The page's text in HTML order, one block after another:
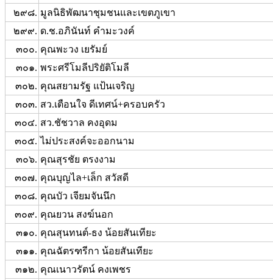
๒๙๘. มูลนิธิพัฒนาชุมชนและเขตภูเขา
๒๙๙. ด.ช.อภินันท์ คำมะวงค์
๓๐๐. คุณพะวง เยรัมย์
๓๐๑. พระศรีโมลีปริยัติโมลี
๓๐๒. คุณสยามรัฐ แป้นเจริญ
๓๐๓. สว.เตือนใจ ดีเทศน์+ครอบครัว
๓๐๔. สว.ชัชวาล คงอุดม
๓๐๕. ไม่ประสงค์จะออกนาม
๓๐๖. คุณสุรชัย ตรงงาม
๓๐๗. คุณบุญไล+เล็ก สวัสดี
๓๐๘. คุณบัว เจียมจันนึก
๓๐๙. คุณยวน สงฆ์นอก
๓๑๐. คุณสุนทนต์-ธง น้อยสันเทียะ
๓๑๑. คุณฉัตรฑรีกา น้อยสันเทียะ
๓๑๒. คุณเนาวรัตน์ คงเพชร